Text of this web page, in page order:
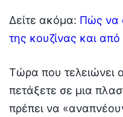
Δείτε ακόμα: Πώς να
της κουζίνας και από
Τώρα που τελειώνει
πετάξετε σε μια
πρέπει να